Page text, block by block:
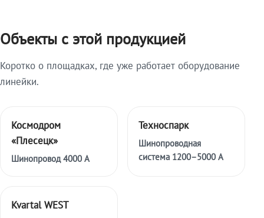
Объекты с этой продукцией
Коротко о площадках, где уже работает оборудование
линейки.
Космодром
«Плесецк»
Шинопровод 4000 А
Техноспарк
Шинопроводная
система 1200–5000 А
Kvartal WEST